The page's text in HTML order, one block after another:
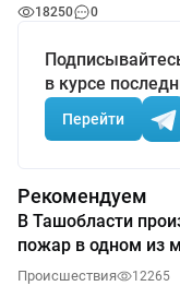
18250 0
в курсе
Перейти
Рекомендуем
В Ташобласти
пожар в одном из
Происшествия 12265